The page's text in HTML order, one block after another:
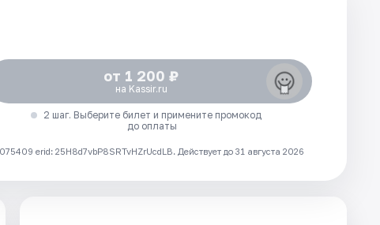
от 1 200 ₽
на Kassir.ru
2 шаг. Выберите билет и примените промокод
до оплаты
erid: 25H8d7vbP8SRTvHZrUcdLB. Действует до 31 августа 2026